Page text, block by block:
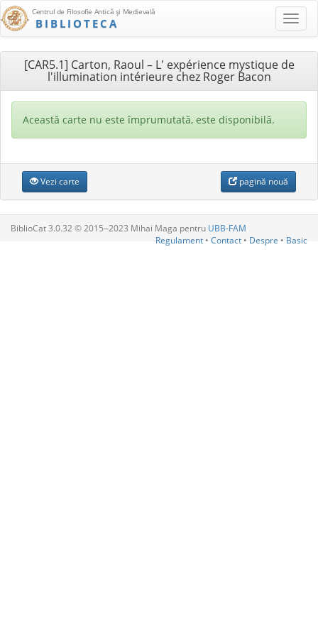
Centrul de Filosofie Antică şi Medievală
BIBLIOTECA
[CAR5.1] Carton, Raoul – L' expérience mystique de
l'illumination intérieure chez Roger Bacon
Această carte nu este împrumutată, este disponibilă.
Vezi carte pagină nouă
BiblioCat 3.0.32 © 2015‒2023 Mihai Maga pentru UBB-FAM
Regulament • Contact • Despre • Basic